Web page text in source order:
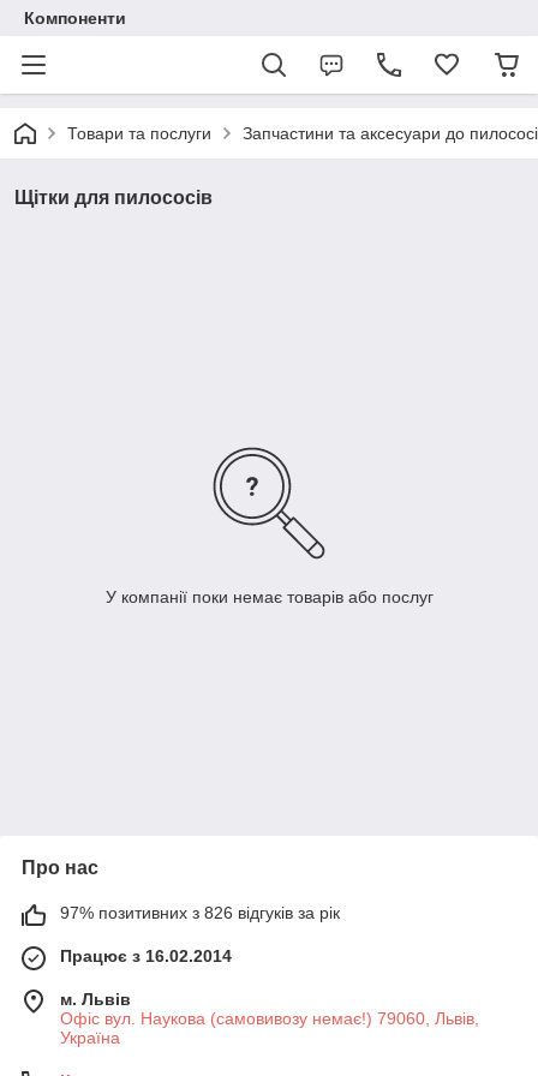
Компоненти
Товари та послуги Запчастини та аксесуари до
Щітки для пилососів
У компанії поки немає товарів або послуг
Про нас
97% позитивних з 826 відгуків за рік
Працює з 16.02.2014
м. Львів
Офіс вул. Наукова (самовивозу немає!) 79060, Львів,
Україна